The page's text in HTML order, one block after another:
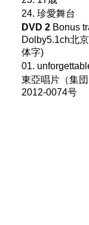
24. 珍愛舞台
DVD 2 Bonus
Dolby5.1ch北
体字)
01.
東亞唱片（集
2012-0074号